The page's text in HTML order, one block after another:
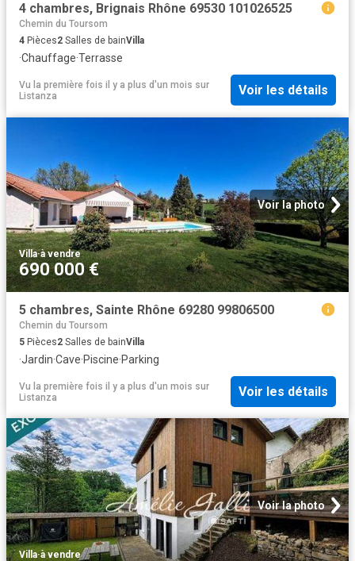
4 chambres, Brignais Rhône 69530 101026525
Chemin du Toursom
4 Pièces2 Salles de bainVilla
·Chauffage·Terrasse
Vu la première fois il y a plus d'un mois sur
Listanza
Voir les détails
Voir la photo
Villa·à vendre
690 000 €
5 chambres, Sainte Rhône 69280 99806500
Chemin du Toursom
5 Pièces2 Salles de bainVilla
·Jardin·Cave·Piscine·Parking
Vu la première fois il y a plus d'un mois sur
Listanza
Voir les détails
Voir la photo
Villa·à vendre